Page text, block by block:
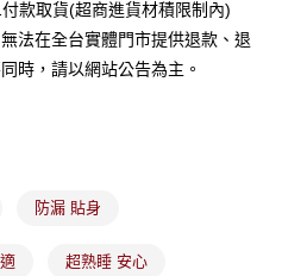
大用戶可立即使用無須另外申請。
請依後續交易確認頁面所載為準。
易或遇審核未通過，訂單將自動取
示未達大哥付你分期系統評分，恕無
你分期」於每月結算日後寄送繳費提
)免運費
款取貨(超商進貨材積限制內)
法在全台實體門市提供退款、退
時，請以網站公告為主。
防漏 貼身
超熟睡 安心